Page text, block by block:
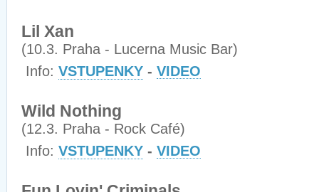
Lil Xan
(10.3. Praha - Lucerna Music Bar)
Info: VSTUPENKY - VIDEO
Wild Nothing
(12.3. Praha - Rock Café)
Info: VSTUPENKY - VIDEO